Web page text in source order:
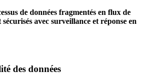
de données fragmentés en flux de
avec surveillance et réponse en
des données